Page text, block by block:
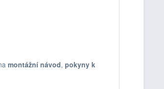
montážní návod, pokyny k